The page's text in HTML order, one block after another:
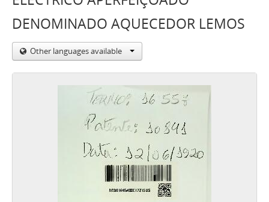
DENOMINADO AQUECEDOR LEMOS
Other languages available